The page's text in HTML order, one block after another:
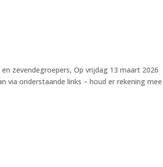
zevendegroepers, Op vrijdag 13 maart 2026
via onderstaande links – houd er rekening